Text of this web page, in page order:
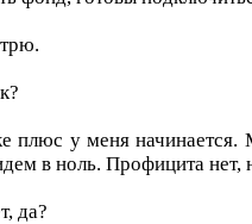
плюс у меня начинается.
в ноль. Профицита нет,
да?